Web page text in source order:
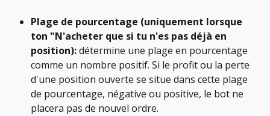
Plage de pourcentage (uniquement lorsque
ton "N'acheter que si tu n'es pas déjà en
position): détermine une plage en pourcentage
comme un nombre positif. Si le profit ou la perte
d'une position ouverte se situe dans cette plage
de pourcentage, négative ou positive, le bot ne
placera pas de nouvel ordre.